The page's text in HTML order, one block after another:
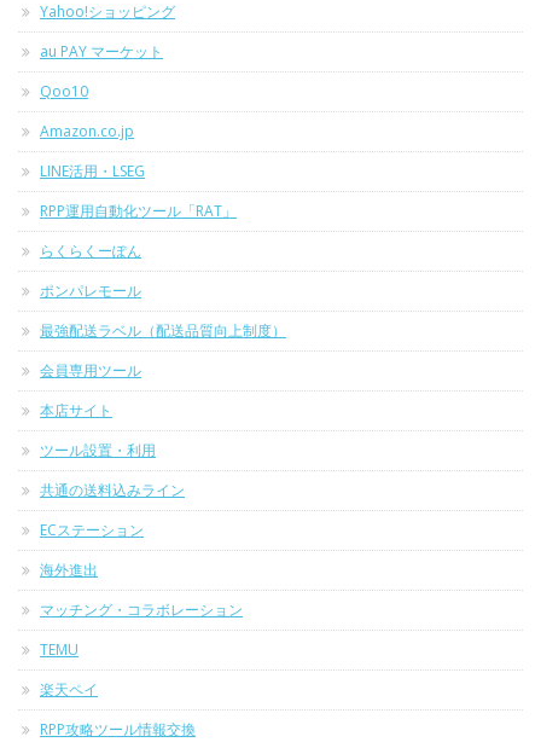
Yahoo!ショッピング
au PAY マーケット
Qoo10
Amazon.co.jp
LINE活用・LSEG
RPP運用自動化ツール「RAT」
らくらくーぽん
ポンパレモール
最強配送ラベル（配送品質向上制度）
会員専用ツール
本店サイト
ツール設置・利用
共通の送料込みライン
ECステーション
海外進出
マッチング・コラボレーション
TEMU
楽天ペイ
RPP攻略ツール情報交換